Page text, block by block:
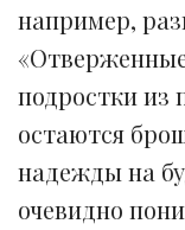
например,
подростки из
остаются
надежды на
очевидно